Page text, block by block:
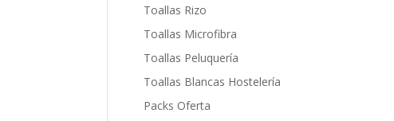
Toallas Rizo
Toallas Microfibra
Toallas Peluquería
Toallas Blancas Hostelería
Packs Oferta